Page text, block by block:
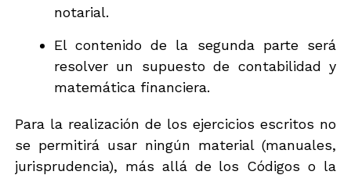
notarial.
El contenido de la segunda parte será
resolver un supuesto de contabilidad y
matemática financiera.
Para la realización de los ejercicios escritos no
se permitirá usar ningún material (manuales,
jurisprudencia), más allá de los Códigos o la